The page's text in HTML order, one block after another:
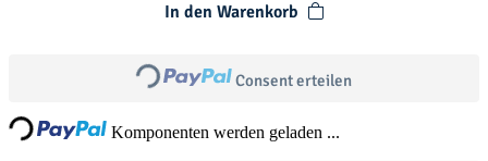
In den Warenkorb
Loading... Consent erteilen
Komponenten werden geladen ...